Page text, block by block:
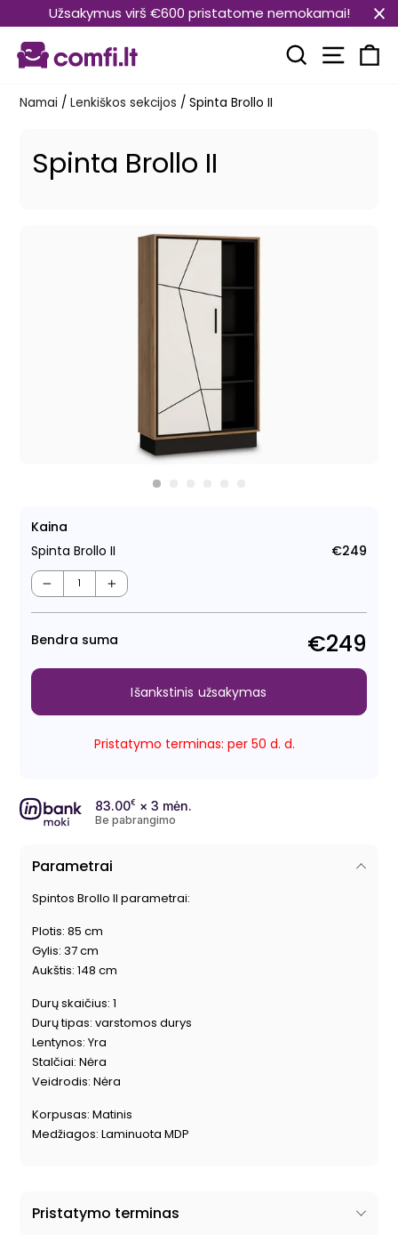
prie
turinio
Užsakymus virš €600 pristatome nemokamai!
Paieška
Namai / Lenkiškos sekcijos / Spinta Brollo II
Spinta Brollo II
Kaina
Spinta Brollo II
€249
− +
Bendra suma €249
Pristatymo terminas: per 50 d. d.
Išankstinis užsakymas
83.00€ × 3 mėn.
Be pabrangimo
Parametrai
Spintos Brollo II parametrai:
Plotis: 85 cm
Gylis: 37 cm
Aukštis: 148 cm
Durų skaičius: 1
Durų tipas: varstomos durys
Lentynos: Yra
Stalčiai: Nėra
Veidrodis: Nėra
Korpusas: Matinis
Medžiagos: Laminuota MDP
Pristatymo terminas